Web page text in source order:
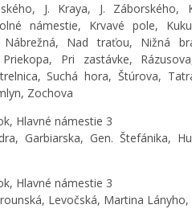
J. Kraya, J. Záborského,
námestie, Krvavé pole,
Nad traťou, Nižná
Pri zastávke,
Suchá hora, Štúrova,
Zochova
Hlavné námestie 3
Garbiarska, Gen. Štefánika,
Hlavné námestie 3
Levočská, Martina